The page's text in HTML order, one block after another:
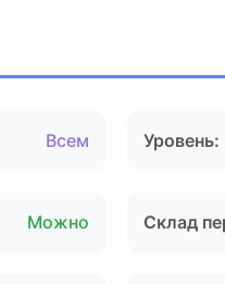
Всем Уровень:
Можно Склад